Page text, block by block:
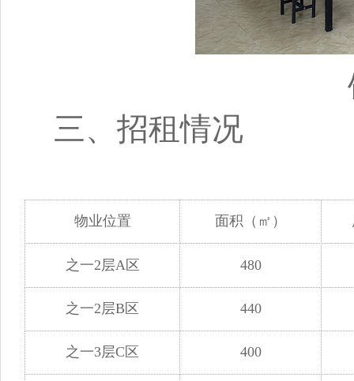
三、招租情况
物业位置 面积（ ㎡ ）
之一2层A区 480
之一2层B区 440
之一3层C区 400